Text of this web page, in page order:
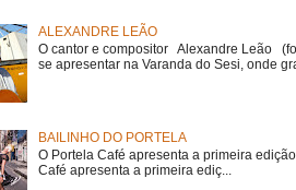
ALEXANDRE LEÃO
O cantor e compositor Alexandre Leão
se apresentar na Varanda do Sesi, onde
BAILINHO DO PORTELA
O Portela Café apresenta a primeira
Café apresenta a primeira ediç...